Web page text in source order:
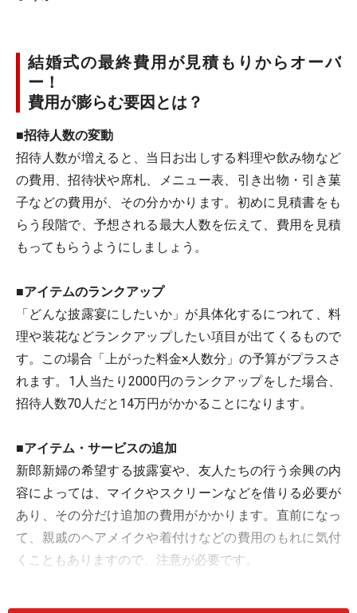
結婚式の最終費用が見積もりからオーバ
ー！
費用が膨らむ要因とは？
■招待人数の変動
招待人数が増えると、当日お出しする料理や飲み物など
の費用、招待状や席札、メニュー表、引き出物・引き菓
子などの費用が、その分かかります。初めに見積書をも
らう段階で、予想される最大人数を伝えて、費用を見積
もってもらうようにしましょう。
■アイテムのランクアップ
「どんな披露宴にしたいか」が具体化するにつれて、料
理や装花などランクアップしたい項目が出てくるもので
す。この場合「上がった料金×人数分」の予算がプラスさ
れます。1人当たり2000円のランクアップをした場合、
招待人数70人だと14万円がかかることになります。
■アイテム・サービスの追加
新郎新婦の希望する披露宴や、友人たちの行う余興の内
容によっては、マイクやスクリーンなどを借りる必要が
あり、その分だけ追加の費用がかかります。直前になっ
て、親戚のヘアメイクや着付けなどの費用のもれに気付
くこともありますので、注意が必要です。
■別料金になりがちな演出